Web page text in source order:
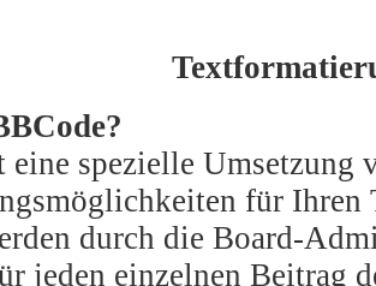
eine spezielle
für
durch die Board-
jeden einzelnen Beitrag